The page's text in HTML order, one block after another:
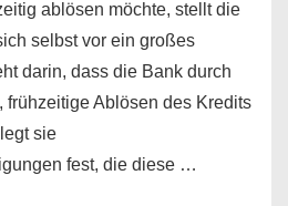
ablösen möchte, stellt die
selbst vor ein großes
darin, dass die Bank durch
Ablösen des Kredits
sie
fest, die diese …